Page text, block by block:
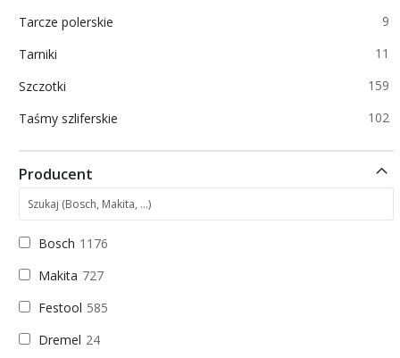
Tarcze polerskie
9
Tarniki
11
Szczotki
159
Taśmy szliferskie
102
Producent
Bosch 1176
Makita 727
Festool 585
Dremel 24